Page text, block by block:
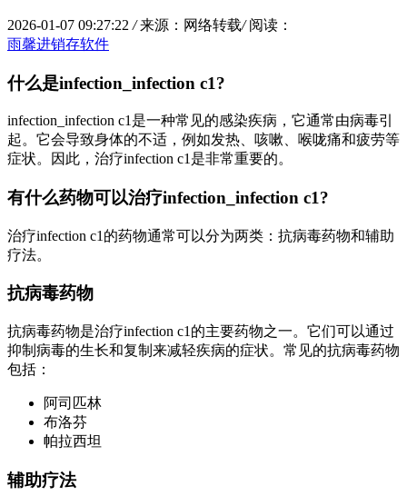
2026-01-07 09:27:22 / 来源：网络转载/ 阅读：
雨馨进销存软件
什么是infection_infection c1?
infection_infection c1是一种常见的感染疾病，它通常由病毒引
起。它会导致身体的不适，例如发热、咳嗽、喉咙痛和疲劳等
症状。因此，治疗infection c1是非常重要的。
有什么药物可以治疗infection_infection c1?
治疗infection c1的药物通常可以分为两类：抗病毒药物和辅助
疗法。
抗病毒药物
抗病毒药物是治疗infection c1的主要药物之一。它们可以通过
抑制病毒的生长和复制来减轻疾病的症状。常见的抗病毒药物
包括：
阿司匹林
布洛芬
帕拉西坦
辅助疗法